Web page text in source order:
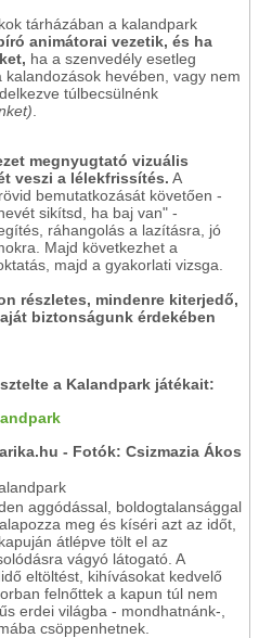
tárházában a kalandpark
animátorai vezetik, és ha
ha a szenvedély esetleg
hevében, vagy nem
túlbecsülnénk
megnyugtató vizuális
veszi a lélekfrissítés. A
bemutatkozását követően -
sikítsd, ha baj van" -
ráhangolás a lazításra, jó
Majd következhet a
majd a gyakorlati vizsga.
részletes, mindenre kiterjedő,
biztonságunk érdekében
a Kalandpark játékait:
- Fotók: Csizmazia Ákos
aggódással, boldogtalansággal
meg és kíséri azt az időt,
átlépve tölt el az
vágyó látogató. A
eltöltést, kihívásokat kedvelő
felnőttek a kapun túl nem
erdei világba - mondhatnánk-,
csöppenhetnek.